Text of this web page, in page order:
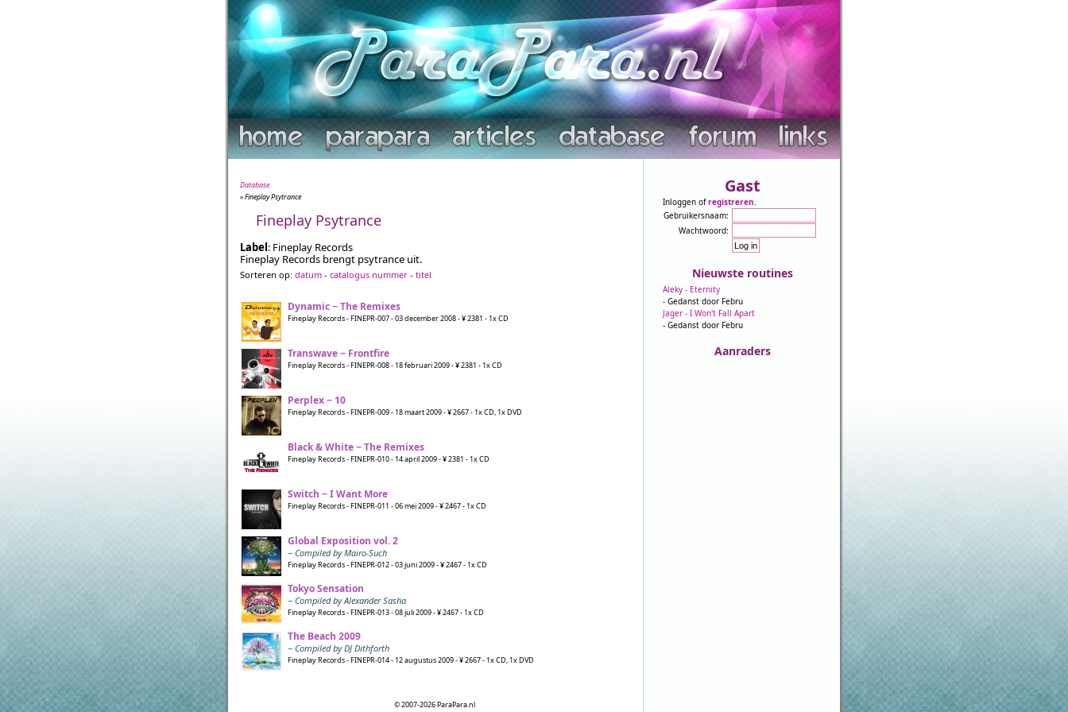
Database
» Fineplay Psytrance
Fineplay Psytrance
Label: Fineplay Records
Fineplay Records brengt psytrance uit.
Sorteren op: datum - catalogus nummer - titel
Dynamic − The Remixes
Fineplay Records - FINEPR-007 - 03 december 2008 - ¥ 2381 - 1x CD
Transwave − Frontfire
Fineplay Records - FINEPR-008 - 18 februari 2009 - ¥ 2381 - 1x CD
Perplex − 10
Fineplay Records - FINEPR-009 - 18 maart 2009 - ¥ 2667 - 1x CD, 1x DVD
Black & White − The Remixes
Fineplay Records - FINEPR-010 - 14 april 2009 - ¥ 2381 - 1x CD
Switch − I Want More
Fineplay Records - FINEPR-011 - 06 mei 2009 - ¥ 2467 - 1x CD
Global Exposition vol. 2
− Compiled by Mairo-Such
Fineplay Records - FINEPR-012 - 03 juni 2009 - ¥ 2467 - 1x CD
Tokyo Sensation
− Compiled by Alexander Sasha
Fineplay Records - FINEPR-013 - 08 juli 2009 - ¥ 2467 - 1x CD
The Beach 2009
− Compiled by DJ Dithforth
Fineplay Records - FINEPR-014 - 12 augustus 2009 - ¥ 2667 - 1x CD, 1x DVD
Gast
Inloggen ofregistreren.
Gebruikersnaam:
Wachtwoord:
Nieuwste routines
Aleky - Eternity
- Gedanst door Febru
Jager - I Won't Fall Apart
- Gedanst door Febru
Aanraders
© 2007-2026 ParaPara.nl